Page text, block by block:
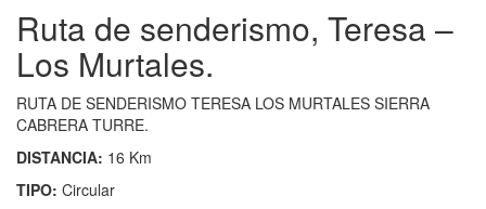
Ruta de senderismo, Teresa –
Los Murtales.
RUTA DE SENDERISMO TERESA LOS MURTALES SIERRA
CABRERA TURRE.
DISTANCIA: 16 Km
TIPO: Circular